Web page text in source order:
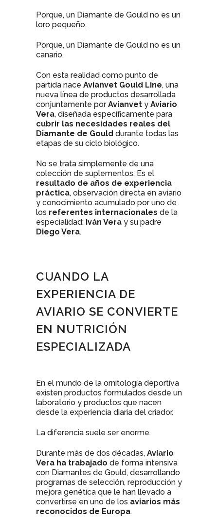
Porque, un Diamante de Gould no es un
loro pequeño.
Porque, un Diamante de Gould no es un
canario.
Con esta realidad como punto de
partida nace Avianvet Gould Line, una
nueva línea de productos desarrollada
conjuntamente porAvianvet y Aviario
Vera, diseñada específicamente para
cubrir las necesidades reales del
Diamante de Gould durante todas las
etapas de su ciclo biológico.
No se trata simplemente de una
colección de suplementos. Es el
resultado de años de experiencia
práctica, observación directa en aviario
y conocimiento acumulado por uno de
los referentes internacionales de la
especialidad: Iván Vera y su padre
Diego Vera.
CUANDO LA
EXPERIENCIA DE
AVIARIO SE CONVIERTE
EN NUTRICIÓN
ESPECIALIZADA
En el mundo de la ornitología deportiva
existen productos formulados desde un
laboratorio y productos que nacen
desde la experiencia diaria del criador.
La diferencia suele ser enorme.
Durante más de dos décadas, Aviario
Vera ha trabajado de forma intensiva
con Diamantes de Gould, desarrollando
programas de selección, reproducción y
mejora genética que le han llevado a
convertirse en uno de los aviarios más
reconocidos de Europa.